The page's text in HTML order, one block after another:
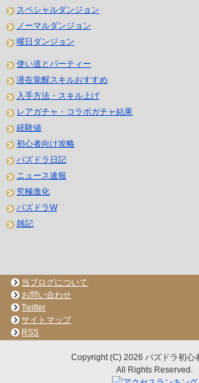
スペシャルダンジョン
ノーマルダンジョン
曜日ダンジョン
使い道とパーティー
潜在覚醒スキルおすすめ
入手方法・スキル上げ
レアガチャ・コラボガチャ結果
経験値
初心者向け攻略
パズドラ日記
ニュース速報
究極進化
パズドラW
雑記
当ブログについて
お問い合わせ
Twitter
サイトマップ
RSS
Copyright (C) 2026 パズドラ初心
All Rights Reserved.